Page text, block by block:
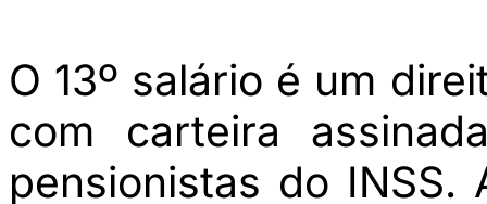
O 13º salário é um
com carteira
pensionistas do